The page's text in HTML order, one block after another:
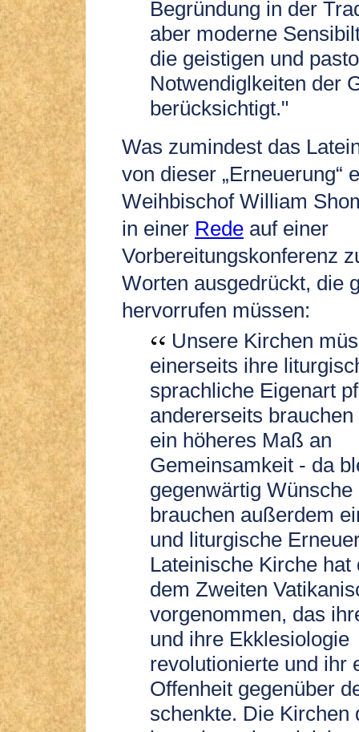
Begründung in der
aber moderne
die geistigen und
Notwendiglkeiten der
berücksichtigt."
Was zumindest das
von dieser „Erneuerung“
Weihbischof William
in einer Rede auf einer
Vorbereitungskonferenz
Worten ausgedrückt, die
hervorrufen müssen:
Unsere Kirchen
einerseits ihre
sprachliche Eigenart
andererseits
ein höheres Maß an
Gemeinsamkeit - da
gegenwärtig Wünsche
brauchen außerdem
und liturgische
Lateinische Kirche hat
dem Zweiten
vorgenommen, das
und ihre Ekklesiologie
revolutionierte und ihr
Offenheit gegenüber
schenkte. Die Kirchen